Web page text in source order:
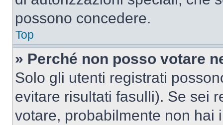
possono concedere.
Top
» Perché non posso votare
Solo gli utenti registrati
evitare risultati fasulli). Se sei
votare, probabilmente non hai